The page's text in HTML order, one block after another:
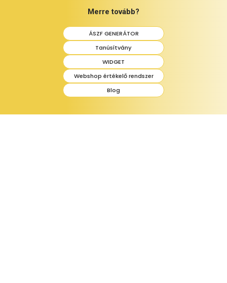
Merre tovább?
ÁSZF GENERÁTOR
Tanúsítvány
WIDGET
Webshop értékelő rendszer
Blog